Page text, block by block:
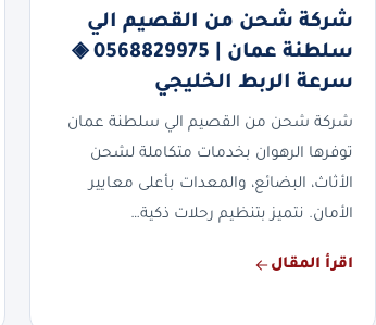
شركة شحن من القصيم الي
سلطنة عمان | 0568829975 ◈
سرعة الربط الخليجي
شركة شحن من القصيم الي سلطنة عمان
توفرها الرهوان بخدمات متكاملة لشحن
الأثاث، البضائع، والمعدات بأعلى معايير
الأمان. نتميز بتنظيم رحلات ذكية…
اقرأ المقال